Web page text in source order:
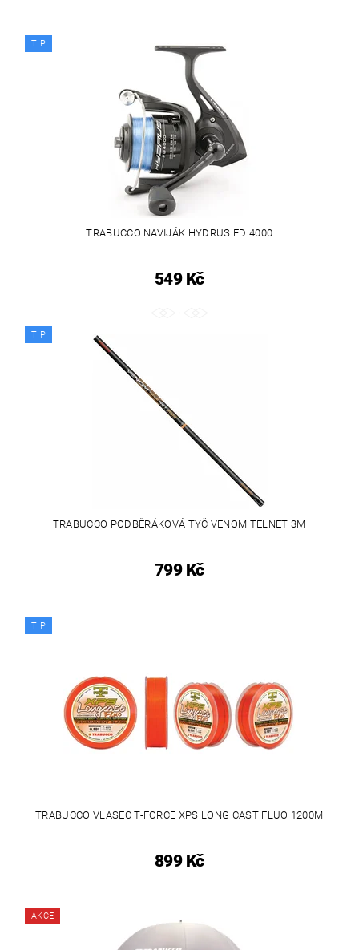
TIP
TRABUCCO NAVIJÁK HYDRUS FD 4000
549 Kč
TIP
TRABUCCO PODBĚRÁKOVÁ TYČ VENOM TELNET 3M
799 Kč
TIP
TRABUCCO VLASEC T-FORCE XPS LONG CAST FLUO 1200M
899 Kč
AKCE